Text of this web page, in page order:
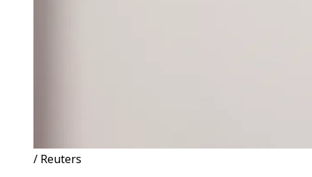
/ Reuters